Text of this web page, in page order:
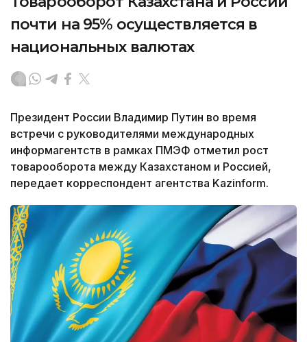
почти на 95% осуществляется в
национальных валютах
Президент России Владимир Путин во время
встречи с руководителями международных
информагентств в рамках ПМЭФ отметил рост
товарооборота между Казахстаном и Россией,
передает корреспондент агентства Kazinform.